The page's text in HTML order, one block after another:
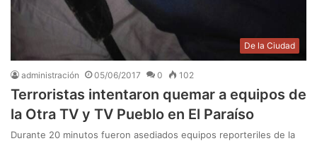
De la Ciudad
administración 05/06/2017 0 102
Terroristas intentaron quemar a equipos de
la Otra TV y TV Pueblo en El Paraíso
Durante 20 minutos fueron asediados equipos reporteriles de la